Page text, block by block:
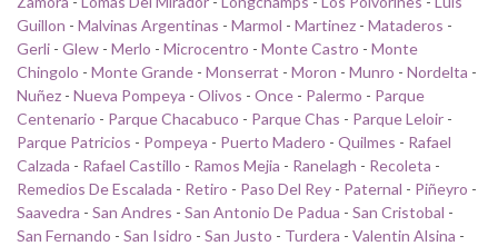
Guillon - Malvinas Argentinas - Marmol - Martinez - Mataderos -
Gerli - Glew - Merlo - Microcentro - Monte Castro - Monte
Chingolo - Monte Grande - Monserrat - Moron - Munro - Nordelta -
Nuñez - Nueva Pompeya - Olivos - Once - Palermo - Parque
Centenario - Parque Chacabuco - Parque Chas - Parque Leloir -
Parque Patricios - Pompeya - Puerto Madero - Quilmes - Rafael
Calzada - Rafael Castillo - Ramos Mejia - Ranelagh - Recoleta -
Remedios De Escalada - Retiro - Paso Del Rey - Paternal - Piñeyro -
Saavedra - San Andres - San Antonio De Padua - San Cristobal -
San Fernando - San Isidro - San Justo - Turdera - Valentin Alsina -